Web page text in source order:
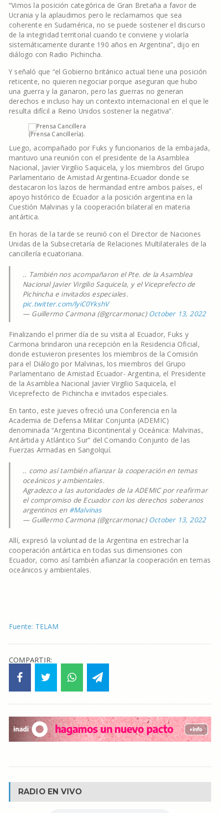
“Vimos la posición categórica de Gran Bretaña a favor de
Ucrania y la aplaudimos pero le reclamamos que sea
coherente en Sudamérica, no se puede sostener el discurso
de la integridad territorial cuando te conviene y violarla
sistemáticamente durante 190 años en Argentina”, dijo en
diálogo con Radio Pichincha.
Y señaló que “el Gobierno británico actual tiene una posición
reticente, no quieren negociar porque aseguran que hubo
una guerra y la ganaron, pero las guerras no generan
derechos e incluso hay un contexto internacional en el que le
resulta difícil a Reino Unidos sostener la negativa”.
(Prensa Cancillería).
Luego, acompañado por Fuks y funcionarios de la embajada,
mantuvo una reunión con el presidente de la Asamblea
Nacional, Javier Virgilio Saquicela, y los miembros del Grupo
Parlamentario de Amistad Argentina-Ecuador donde se
destacaron los lazos de hermandad entre ambos países, el
apoyo histórico de Ecuador a la posición argentina en la
Cuestión Malvinas y la cooperación bilateral en materia
antártica.
En horas de la tarde se reunió con el Director de Naciones
Unidas de la Subsecretaría de Relaciones Multilaterales de la
cancillería ecuatoriana.
.. También nos acompañaron el Pte. de la Asamblea
Nacional Javier Virgilio Saquicela, y el Viceprefecto de
Pichincha e invitados especiales.
pic.twitter.com/lyiC0YkshV
— Guillermo Carmona (@grcarmonac) October 13, 2022
Finalizando el primer día de su visita al Ecuador, Fuks y
Carmona brindaron una recepción en la Residencia Oficial,
donde estuvieron presentes los miembros de la Comisión
para el Diálogo por Malvinas, los miembros del Grupo
Parlamentario de Amistad Ecuador- Argentina, el Presidente
de la Asamblea Nacional Javier Virgilio Saquicela, el
Viceprefecto de Pichincha e invitados especiales.
En tanto, este jueves ofreció una Conferencia en la
Academia de Defensa Militar Conjunta (ADEMIC)
denominada “Argentina Bicontinental y Oceánica: Malvinas,
Antártida y Atlántico Sur” del Comando Conjunto de las
Fuerzas Armadas en Sangolquí.
.. como así también afianzar la cooperación en temas
oceánicos y ambientales.
Agradezco a las autoridades de la ADEMIC por reafirmar
el compromiso de Ecuador con los derechos soberanos
argentinos en #Malvinas
— Guillermo Carmona (@grcarmonac) October 13, 2022
Allí, expresó la voluntad de la Argentina en estrechar la
cooperación antártica en todas sus dimensiones con
Ecuador, como así también afianzar la cooperación en temas
oceánicos y ambientales.
Fuente: TELAM
COMPARTIR:
RADIO EN VIVO